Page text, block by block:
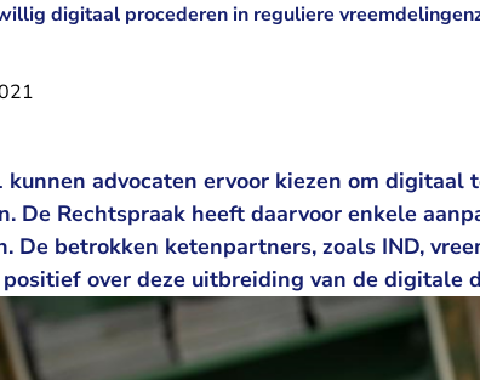
digitaal procederen in reguliere
advocaten ervoor kiezen om digitaal
De Rechtspraak heeft daarvoor enkele
De betrokken ketenpartners, zoals IND,
positief over deze uitbreiding van de digitale